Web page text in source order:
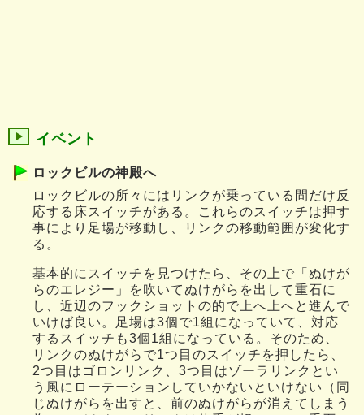
イベント
ロックビルの神殿へ
ロックビルの所々にはリンクが乗っている間だけ反
応する床スイッチがある。これらのスイッチは押す
事により足場が移動し、リンクの移動範囲が変化す
る。
基本的にスイッチを見つけたら、その上で「ぬけが
らのエレジー」を吹いてぬけがらを出して重石に
し、近辺のフックショットの的で上へ上へと進んで
いけば良い。足場は3個で1組になっていて、対応
するスイッチも3個1組になっている。そのため、
リンクのぬけがらで1つ目のスイッチを押したら、
2つ目はゴロンリンク、3つ目はゾーラリンクとい
う風にローテーションしていかないといけない（同
じぬけがらを出すと、前のぬけがらが消えてしまう